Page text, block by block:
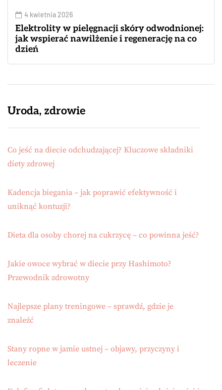
4 kwietnia 2026
Elektrolity w pielęgnacji skóry odwodnionej:
jak wspierać nawilżenie i regenerację na co
dzień
Uroda, zdrowie
Co jeść na diecie odchudzającej? Kluczowe składniki
diety zdrowej
Kadencja biegania – jak poprawić efektywność i
uniknąć kontuzji?
Dieta dla osoby chorej na cukrzycę – co powinna jeść?
Jakie owoce wybrać w diecie przy Hashimoto?
Przewodnik zdrowotny
Najlepsze plany treningowe – sprawdź, gdzie je
znaleźć
Stany ropne w jamie ustnej – objawy, przyczyny i
leczenie